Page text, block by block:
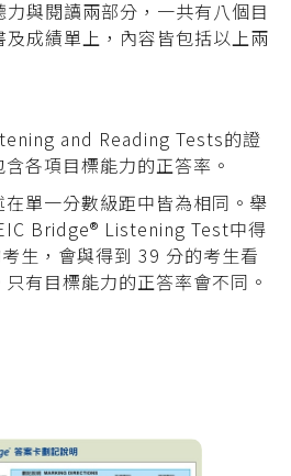
與閱讀兩部分，一共有八個目
成績單上，內容皆包括以上兩
and Reading Tests的證
各項目標能力的正答率。
單一分數級距中皆為相同。舉
Bridge® Listening Test中得
生，會與得到 39 分的考生看
有目標能力的正答率會不同。